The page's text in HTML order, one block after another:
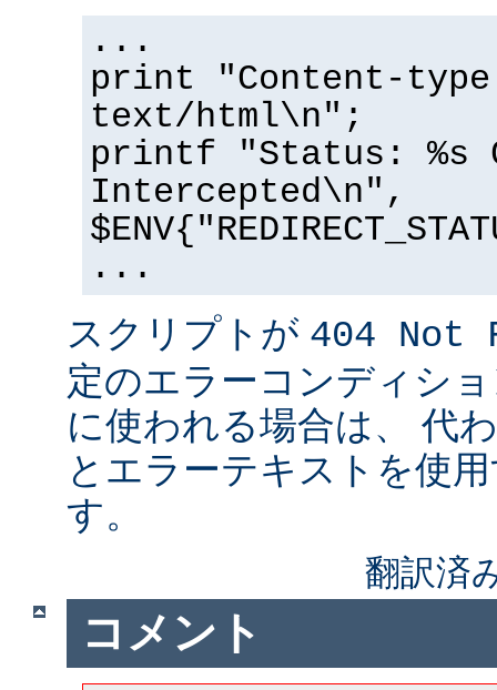
...
print "Content-
text/html\n";
printf "Status: %s
Intercepted\n",
...
スクリプトが 404 Not
定のエラーコンディシ
に使われる場合は、 代
とエラーテキストを使
す。
翻訳済
コメント